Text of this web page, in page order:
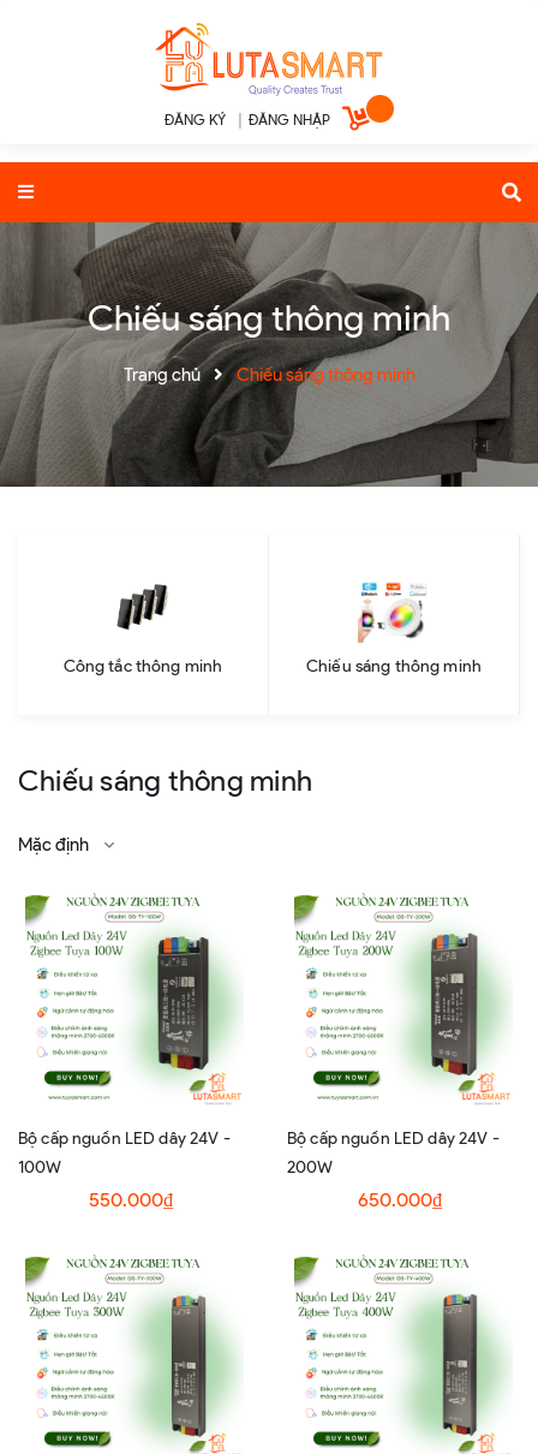
ĐĂNG KÝ ĐĂNG NHẬP
Chiếu sáng thông minh
Trang chủ Chiếu sáng thông minh
Công tắc thông minh Chiếu sáng thông minh
Chiếu sáng thông minh
Mặc định
Bộ cấp nguồn LED dây 24V -
100W
550.000₫
Bộ cấp nguồn LED dây 24V -
200W
650.000₫